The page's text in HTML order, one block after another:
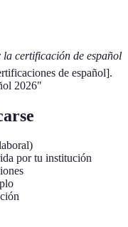
certificación de español
de español].
2026"
por tu institución